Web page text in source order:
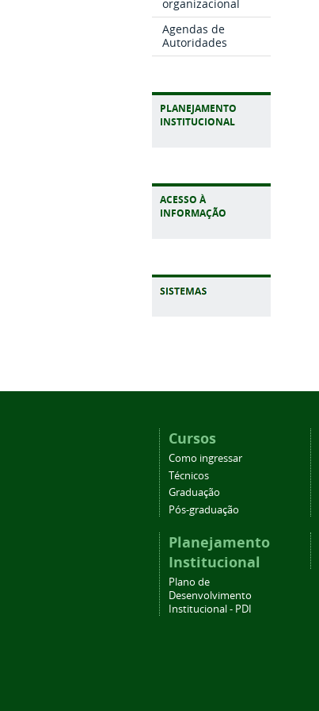
organizacional
Agendas de
Autoridades
PLANEJAMENTO
INSTITUCIONAL
ACESSO À
INFORMAÇÃO
Cursos
Como ingressar
Técnicos
Graduação
Pós-graduação
Planejamento
Institucional
Plano de
Desenvolvimento
Institucional - PDI